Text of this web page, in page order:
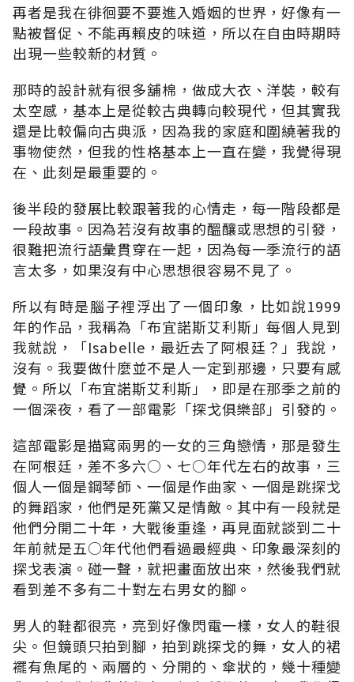
再者是我在徘徊要不要進入婚姻的世界，好像有一
點被督促、不能再賴皮的味道，所以在自由時期時
出現一些較新的材質。
那時的設計就有很多舖棉，做成大衣、洋裝，較有
太空感，基本上是從較古典轉向較現代，但其實我
還是比較偏向古典派，因為我的家庭和圍繞著我的
事物使然，但我的性格基本上一直在變，我覺得現
在、此刻是最重要的。
後半段的發展比較跟著我的心情走，每一階段都是
一段故事。因為若沒有故事的醞釀或思想的引發，
很難把流行語彙貫穿在一起，因為每一季流行的語
言太多，如果沒有中心思想很容易不見了。
所以有時是腦子裡浮出了一個印象，比如說1999
年的作品，我稱為「布宜諾斯艾利斯」每個人見到
我就說，「Isabelle，最近去了阿根廷？」我說，
沒有。我要做什麼並不是人一定到那邊，只要有感
覺。所以「布宜諾斯艾利斯」，即是在那季之前的
一個深夜，看了一部電影「探戈俱樂部」引發的。
這部電影是描寫兩男的一女的三角戀情，那是發生
在阿根廷，差不多六○、七○年代左右的故事，三
個人一個是鋼琴師、一個是作曲家、一個是跳探戈
的舞蹈家，他們是死黨又是情敵。其中有一段就是
他們分開二十年，大戰後重逢，再見面就談到二十
年前就是五○年代他們看過最經典、印象最深刻的
探戈表演。碰一聲，就把畫面放出來，然後我們就
看到差不多有二十對左右男女的腳。
男人的鞋都很亮，亮到好像閃電一樣，女人的鞋很
尖。但鏡頭只拍到腳，拍到跳探戈的舞，女人的裙
襬有魚尾的、兩層的、分開的、傘狀的，幾十種變